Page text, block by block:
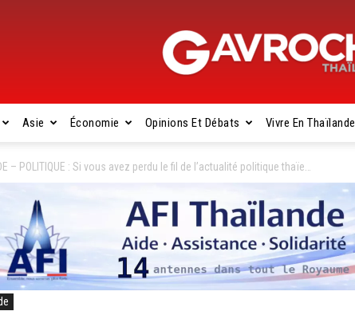
Gavroche
Thaïlande
Asie Économie Opinions Et Débats Vivre En Thaïlande
– POLITIQUE : Si vous avez perdu le fil de l’actualité politique thaïe…